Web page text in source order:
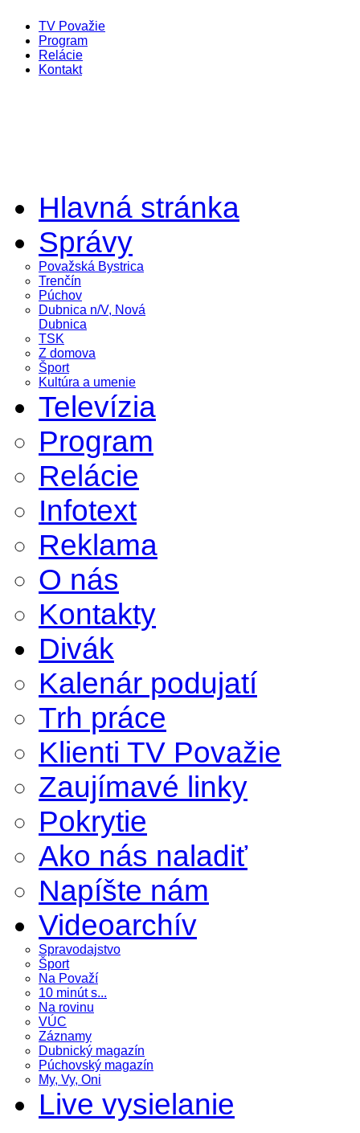
TV Považie
Program
Relácie
Kontakt
Hlavná stránka
Správy
Považská Bystrica
Trenčín
Púchov
Dubnica n/V, Nová
Dubnica
TSK
Z domova
Šport
Kultúra a umenie
Televízia
Program
Relácie
Infotext
Reklama
O nás
Kontakty
Divák
Kalenár podujatí
Trh práce
Klienti TV Považie
Zaujímavé linky
Pokrytie
Ako nás naladiť
Napíšte nám
Videoarchív
Spravodajstvo
Šport
Na Považí
10 minút s...
Na rovinu
VÚC
Záznamy
Dubnický magazín
Púchovský magazín
My, Vy, Oni
Live vysielanie